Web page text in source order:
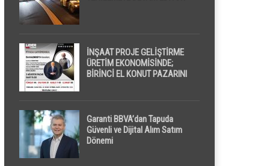
İNŞAAT PROJE GELİŞTİRME
ÜRETİM EKONOMİSİNDE;
BİRİNCİ EL KONUT PAZARINI
Garanti BBVA’dan Tapuda
Güvenli ve Dijital Alım Satım
Dönemi